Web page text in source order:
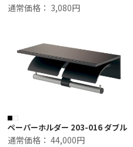
通常価格： 3,080円
ペーパーホルダー 203-016 ダブル
通常価格： 44,000円